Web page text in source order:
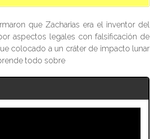
que Zacharias era el inventor del
aspectos legales con falsificación de
colocado a un cráter de impacto lunar
todo sobre